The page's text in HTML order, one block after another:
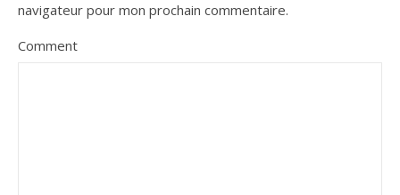
navigateur pour mon prochain commentaire.
Comment